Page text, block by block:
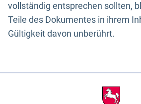
vollständig entsprechen sollten,
Teile des Dokumentes in ihrem
Gültigkeit davon unberührt.